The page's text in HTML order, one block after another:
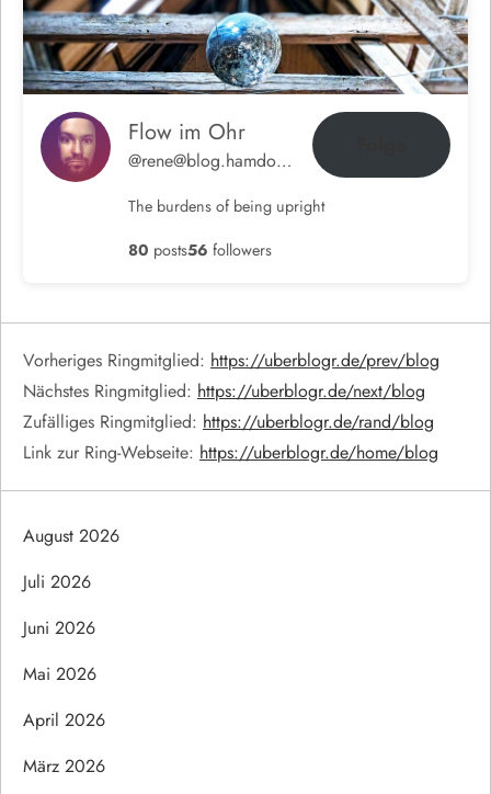
Flow im Ohr
@rene@blog.hamdorf.org
The burdens of being upright
80 posts56 followers
Vorheriges Ringmitglied: https://uberblogr.de/prev/blog
Nächstes Ringmitglied: https://uberblogr.de/next/blog
Zufälliges Ringmitglied: https://uberblogr.de/rand/blog
Link zur Ring-Webseite: https://uberblogr.de/home/blog
August 2026
Juli 2026
Juni 2026
Mai 2026
April 2026
März 2026